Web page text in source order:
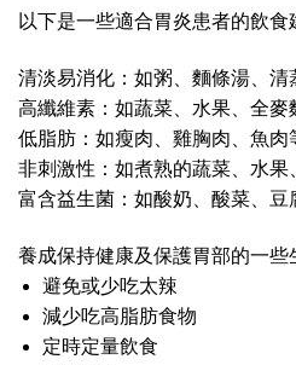
以下是一些適合胃炎患者的飲食
清淡易消化：如粥、麵條湯、清
高纖維素：如蔬菜、水果、全麥
低脂肪：如瘦肉、雞胸肉、魚肉
非刺激性：如煮熟的蔬菜、水果
富含益生菌：如酸奶、酸菜、豆
養成保持健康及保護胃部的一
避免或少吃太辣
減少吃高脂肪食物
定時定量飲食